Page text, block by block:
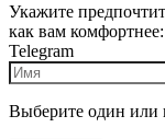
Укажите
как вам
Telegram
Выберите один или